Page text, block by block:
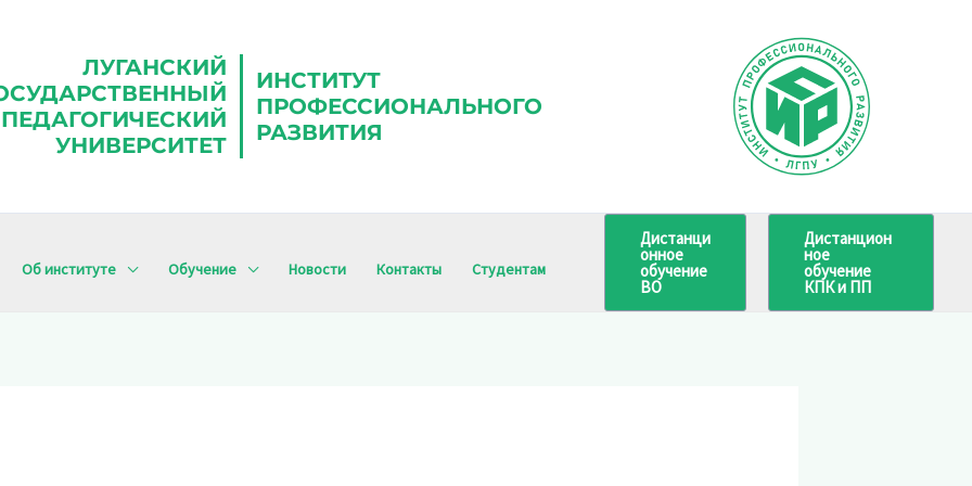
ЛУГАНСКИЙ
ПЕДАГОГИЧЕСКИЙ
УНИВЕРСИТЕТ
ИНСТИТУТ
ПРОФЕССИОНАЛЬНОГО
РАЗВИТИЯ
Об институте Обучение Новости Контакты Студентам
Дистанци
онное
обучение
ВО
Дистанцион
ное
обучение
КПК и ПП